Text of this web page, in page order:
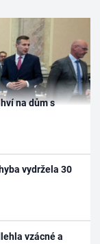
na dům s
vydržela 30
vzácné a